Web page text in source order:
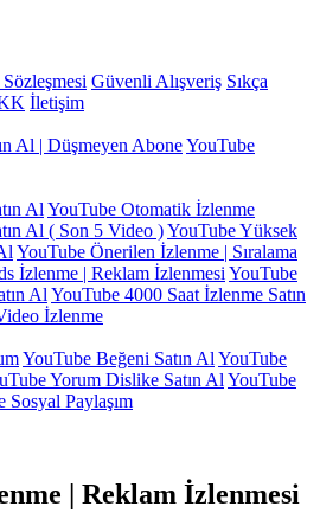
Güvenli Alışveriş Sıkça
İletişim
Al | Düşmeyen AboneYouTube
Al YouTube Otomatik İzlenme
Al ( Son 5 Video )YouTube Yüksek
YouTube Önerilen İzlenme | Sıralama
İzlenme | Reklam İzlenmesi YouTube
Al YouTube 4000 Saat İzlenme Satın
İzlenme
YouTube Beğeni Satın Al YouTube
Yorum Dislike Satın Al YouTube
Sosyal Paylaşım
| Reklam İzlenmesi